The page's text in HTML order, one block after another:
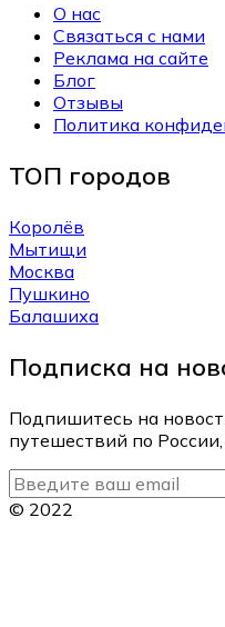
О нас
Связаться с нами
Реклама на сайте
Блог
Отзывы
Политика
ТОП городов
Королёв
Мытищи
Москва
Пушкино
Балашиха
Подписка на
Подпишитесь на
путешествий по
© 2022